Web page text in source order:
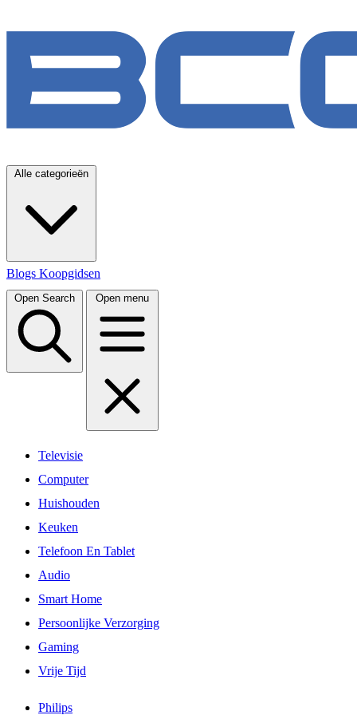
Alle categorieën
Blogs Koopgidsen
Open Search Open menu
Televisie
Computer
Huishouden
Keuken
Telefoon En Tablet
Audio
Smart Home
Persoonlijke Verzorging
Gaming
Vrije Tijd
Philips